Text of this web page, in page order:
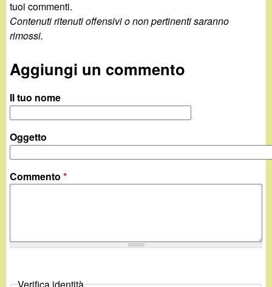
.
g
a
n
d
i
o
i
i
e
c
a
qui
tuoi commenti.
Contenuti ritenuti offensivi o non pertinenti saranno
rimossi.
Aggiungi un commento
Il tuo nome
Oggetto
Commento*
Verifica identità